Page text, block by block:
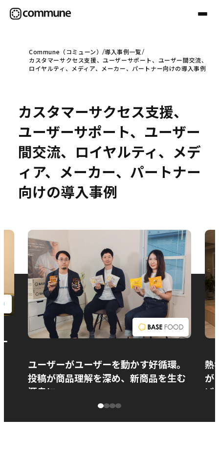
Communeについて
事例
セミナー
お問い合わせ
Commune（コミューン）
導入事例一覧
カスタマーサクセス支援、ユーザーサポート、ユーザー間交流、
ロイヤルティ、メディア、メーカー、パートナー向けの導入事例
カスタマーサクセス支援、
ユーザーサポート、ユーザー
間交流、ロイヤルティ、メデ
ィア、メーカー、パートナー
向けの導入事例
ユーザーがユーザーを動かす好循環。
投稿が商品理解を深め、新商品を生む
源泉に
熱
が
ぱ